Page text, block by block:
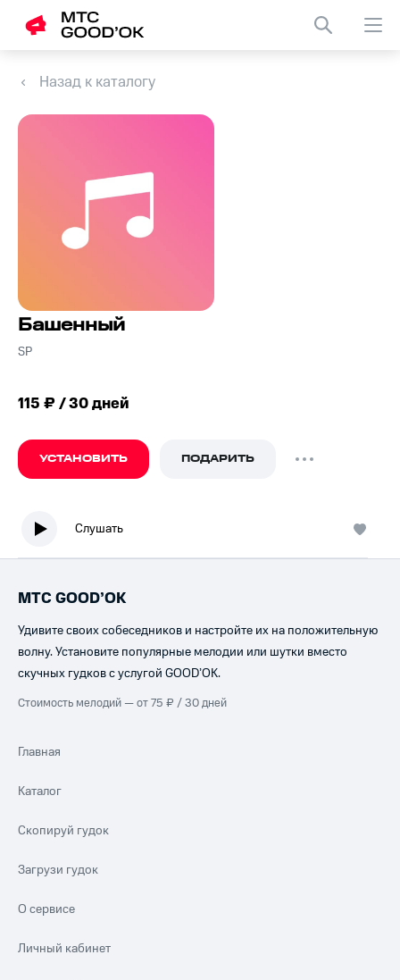
Назад к каталогу
Башенный
SP
115 ₽ / 30 дней
УСТАНОВИТЬ ПОДАРИТЬ
Слушать
МТС GOOD’OK
Удивите своих собеседников и настройте их на положительную
волну. Установите популярные мелодии или шутки вместо
скучных гудков с услугой GOOD’OK.
Стоимость мелодий — от 75 ₽ / 30 дней
Главная
Каталог
Скопируй гудок
Загрузи гудок
О сервисе
Личный кабинет